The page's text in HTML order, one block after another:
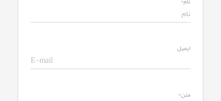
ایمیل
متن*